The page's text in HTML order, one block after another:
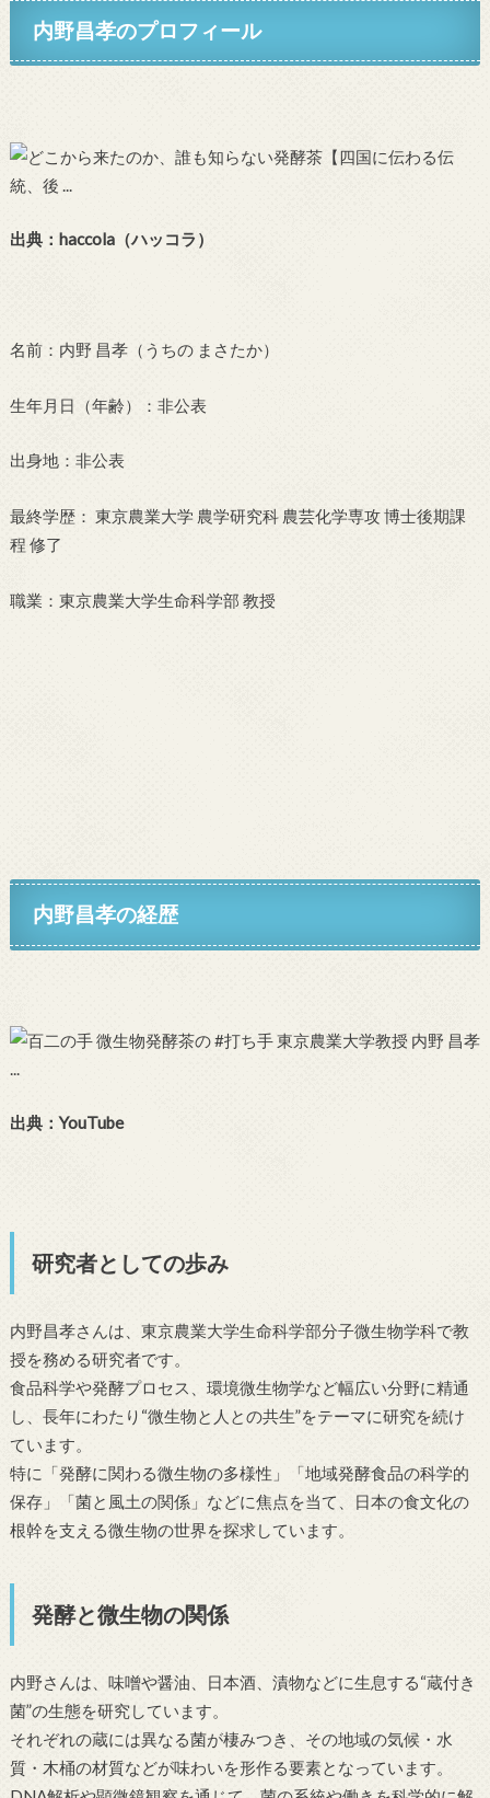
内野昌孝のプロフィール
出典：haccola（ハッコラ）
名前：内野 昌孝（うちの まさたか）
生年月日（年齢）：非公表
出身地：非公表
最終学歴： 東京農業大学 農学研究科 農芸化学専攻 博士後期課
程 修了
職業：東京農業大学生命科学部 教授
内野昌孝の経歴
出典：YouTube
研究者としての歩み
内野昌孝さんは、東京農業大学生命科学部分子微生物学科で教
授を務める研究者です。
食品科学や発酵プロセス、環境微生物学など幅広い分野に精通
し、長年にわたり“微生物と人との共生”をテーマに研究を続け
ています。
特に「発酵に関わる微生物の多様性」「地域発酵食品の科学的
保存」「菌と風土の関係」などに焦点を当て、日本の食文化の
根幹を支える微生物の世界を探求しています。
発酵と微生物の関係
内野さんは、味噌や醤油、日本酒、漬物などに生息する“蔵付き
菌”の生態を研究しています。
それぞれの蔵には異なる菌が棲みつき、その地域の気候・水
質・木桶の材質などが味わいを形作る要素となっています。